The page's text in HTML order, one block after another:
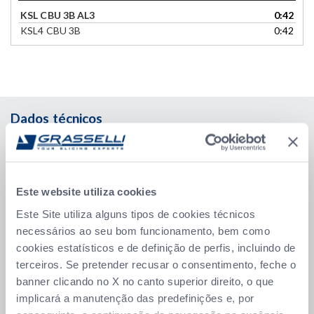
Este website utiliza cookies
Este Site utiliza alguns tipos de cookies técnicos
necessários ao seu bom funcionamento, bem como
cookies estatísticos e de definição de perfis, incluindo de
terceiros. Se pretender recusar o consentimento, feche o
banner clicando no X no canto superior direito, o que
implicará a manutenção das predefinições e, por
KSL CBU 3B AL3
0:42
KSL4 CBU 3B
0:42
Dados técnicos
Facilmente ajustável para um ótimo desempenho:Os
de saída pode ser rapidamente corrigida através de uma alavanca.
Processo otimizado a jusante: A combinação do tapete adicional
AL3 permite colocar fatias no tapete de saída inferior e no tapete
intermédio ao mesmo nível e na mesma direção que a alimentação
do produto na linha.
Fácil higienização sem utensílios:Desenho de última geração
com cantos arredondados e soldaduras contínuas garante uma